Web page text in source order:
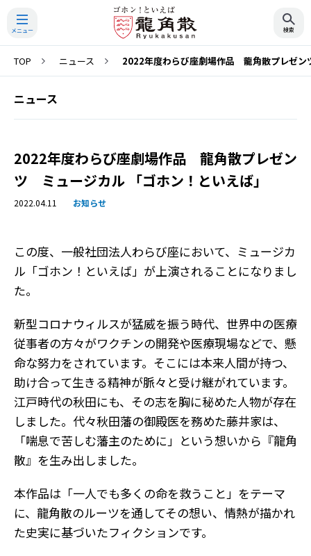
検索
TOP ニュース 2022年度わらび座劇場作品 龍角散プレゼ
ニュース
2022年度わらび座劇場作品 龍角散プレゼン
ツ ミュージカル 「ゴホン！といえば」
2022.04.11 お知らせ
この度、一般社団法人わらび座において、ミュージカ
ル「ゴホン！といえば」が上演されることになりまし
た。
新型コロナウィルスが猛威を振う時代、世界中の医療
従事者の方々がワクチンの開発や医療現場などで、懸
命な努力をされています。 そこには本来人間が持つ、
助け合って生きる精神が脈々と受け継がれています。
江戸時代の秋田にも、その志を胸に秘めた人物が存在
しました。代々秋田藩の御殿医を務めた藤井家は、
「喘息で苦しむ藩主のために」という想いから『龍角
散』を生み出しました。
本作品は「一人でも多くの命を救うこと」をテーマ
に、龍角散のルーツを通してその想い、情熱が描かれ
た史実に基づいたフィクションです。